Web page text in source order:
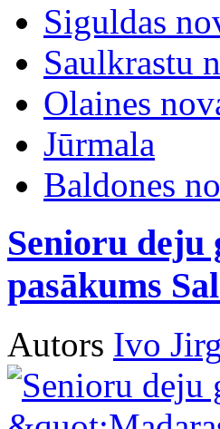
Siguldas
Saulkrastu
Olaines
Jūrmala
Baldones
Senioru deju
pasākums
Autors Ivo